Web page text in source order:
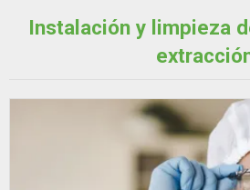
Instalación y limpieza